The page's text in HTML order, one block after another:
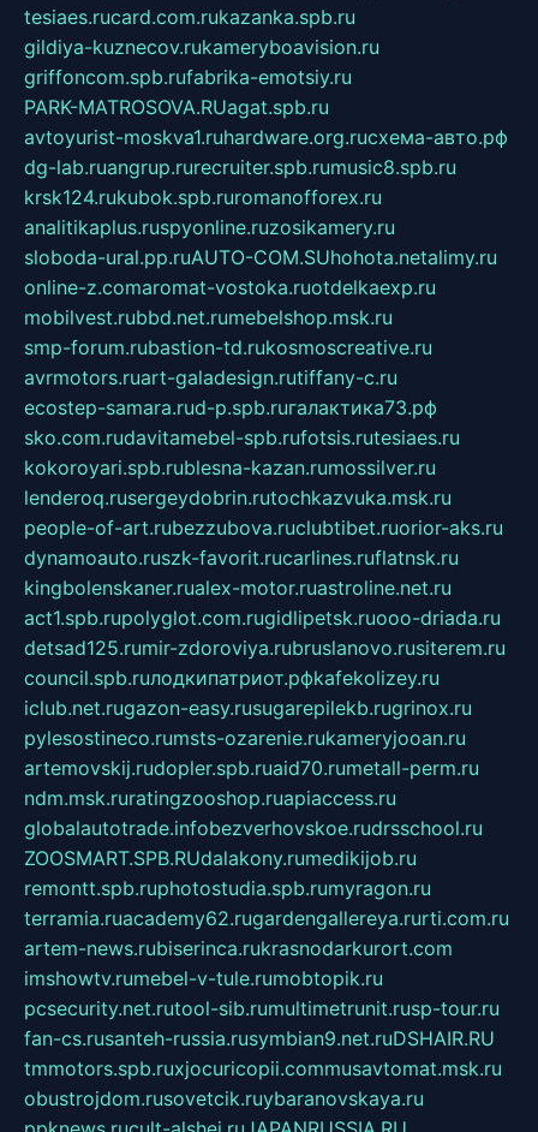
tesiaes.rucard.com.rukazanka.spb.ru
gildiya-kuznecov.rukameryboavision.ru
griffoncom.spb.rufabrika-emotsiy.ru
PARK-MATROSOVA.RUagat.spb.ru
avtoyurist-moskva1.ruhardware.org.ruсхема-авто.рф
dg-lab.ruangrup.rurecruiter.spb.rumusic8.spb.ru
krsk124.rukubok.spb.ruromanofforex.ru
analitikaplus.ruspyonline.ruzosikamery.ru
sloboda-ural.pp.ruAUTO-COM.SUhohota.netalimy.ru
online-z.comaromat-vostoka.ruotdelkaexp.ru
mobilvest.rubbd.net.rumebelshop.msk.ru
smp-forum.rubastion-td.rukosmoscreative.ru
avrmotors.ruart-galadesign.rutiffany-c.ru
ecostep-samara.rud-p.spb.ruгалактика73.рф
sko.com.rudavitamebel-spb.rufotsis.rutesiaes.ru
kokoroyari.spb.rublesna-kazan.rumossilver.ru
lenderoq.rusergeydobrin.rutochkazvuka.msk.ru
people-of-art.rubezzubova.ruclubtibet.ruorior-aks.ru
dynamoauto.ruszk-favorit.rucarlines.ruflatnsk.ru
kingbolenskaner.rualex-motor.ruastroline.net.ru
act1.spb.rupolyglot.com.rugidlipetsk.ruooo-driada.ru
detsad125.rumir-zdoroviya.rubruslanovo.rusiterem.ru
council.spb.ruлодкипатриот.рфkafekolizey.ru
iclub.net.rugazon-easy.rusugarepilekb.rugrinox.ru
pylesostineco.rumsts-ozarenie.rukameryjooan.ru
artemovskij.rudopler.spb.ruaid70.rumetall-perm.ru
ndm.msk.ruratingzooshop.ruapiaccess.ru
globalautotrade.infobezverhovskoe.rudrsschool.ru
ZOOSMART.SPB.RUdalakony.rumedikijob.ru
remontt.spb.ruphotostudia.spb.rumyragon.ru
terramia.ruacademy62.rugardengallereya.rurti.com.ru
artem-news.rubiserinca.rukrasnodarkurort.com
imshowtv.rumebel-v-tule.rumobtopik.ru
pcsecurity.net.rutool-sib.rumultimetrunit.rusp-tour.ru
fan-cs.rusanteh-russia.rusymbian9.net.ruDSHAIR.RU
tmmotors.spb.ruxjocuricopii.commusavtomat.msk.ru
obustrojdom.rusovetcik.ruybaranovskaya.ru